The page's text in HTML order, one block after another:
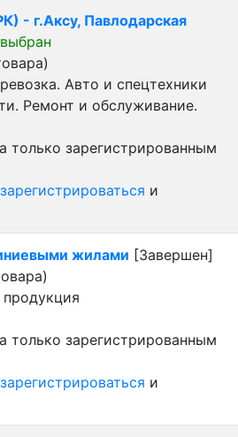
- г.Аксу, Павлодарская
Авто и спецтехники
Ремонт и обслуживание.
только зарегистрированным
зарегистрироваться и
жилами [Завершен]
только зарегистрированным
зарегистрироваться и